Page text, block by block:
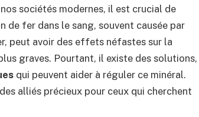
sociétés modernes, il est crucial de
de fer dans le sang, souvent causée par
peut avoir des effets néfastes sur la
graves. Pourtant, il existe des solutions,
qui peuvent aider à réguler ce minéral.
alliés précieux pour ceux qui cherchent